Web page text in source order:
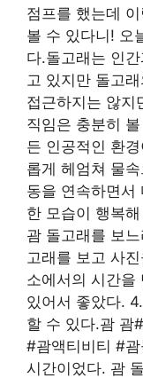
점프를 했는데
볼 수 있다니! 오
다.돌고래는 인
고 있지만 돌고
접근하지는 않지
직임은 충분히
든 인공적인 환
롭게 헤엄쳐 물
동을 연속하면서
한 모습이 행복
괌 돌고래를 보
고래를 보고 사
소에서의 시간을
있어서 좋았다.
할 수 있다.괌 괌
#괌액티비티 #
시간이었다. 괌